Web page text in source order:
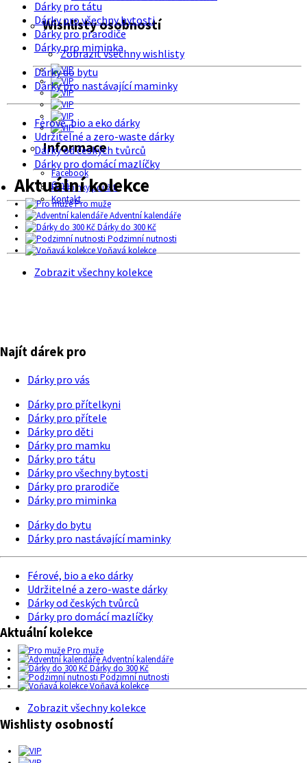
Wishlisty osobností
Zobrazit všechny wishlisty
Informace
Facebook
O nás
Podmínky použití
Kontakt
Dárky pro tátu
Dárky pro všechny bytosti
Dárky pro prarodiče
Dárky pro miminka
Dárky do bytu
Dárky pro nastávající maminky
Férové, bio a eko dárky
Udržitelné a zero-waste dárky
Dárky od českých tvůrců
Dárky pro domácí mazlíčky
Aktuální kolekce
Pro muže
Adventní kalendáře
Dárky do 300 Kč
Podzimní nutnosti
Voňavá kolekce
Zobrazit všechny kolekce
Najít dárek pro
Dárky pro vás
Dárky pro přítelkyni
Dárky pro přítele
Dárky pro děti
Dárky pro mamku
Dárky pro tátu
Dárky pro všechny bytosti
Dárky pro prarodiče
Dárky pro miminka
Dárky do bytu
Dárky pro nastávající maminky
Férové, bio a eko dárky
Udržitelné a zero-waste dárky
Dárky od českých tvůrců
Dárky pro domácí mazlíčky
Aktuální kolekce
Pro muže
Adventní kalendáře
Dárky do 300 Kč
Podzimní nutnosti
Voňavá kolekce
Zobrazit všechny kolekce
Wishlisty osobností